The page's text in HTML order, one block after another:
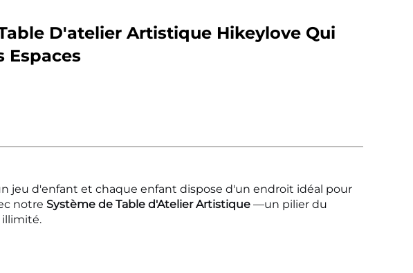
D'atelier Artistique Hikeylove Qui
Espaces
jeu d'enfant et chaque enfant dispose d'un endroit idéal pour
notre Système de Table d'Atelier Artistique —un pilier du